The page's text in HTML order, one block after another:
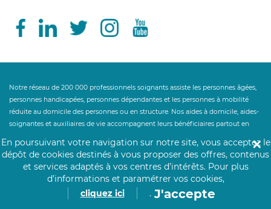
Notre réseau de 200 000 professionnels soignants assiste les personnes âgées,
personnes handicapées, personnes dépendantes et les personnes à mobilité
réduite au domicile des personnes ou en structure. Nos aides à domicile, aides-
soignantes et auxiliaires de vie accompagnent leurs bénéficiaires partout en
maintien à domicile ? Nos auxiliaires de vie proposent leurs services d'aide à la
personne : maintien du lien social, aide au lever, aide au coucher, aide
ménagère, aide à la toilette, aide à l'habillage, préparation des repas, aide à la
prise des repas, garde de jour et garde de nuit à la personne aidée. Notre service
d'aide à la personne accompagne le maintien à domicile et le retour à domicile
En poursuivant votre navigation sur notre site, vous acceptez le
dépôt de cookies destinés à vous proposer des offres, contenus
et services adaptés à vos centres d’intérêts. Pour plus
d’informations et paramétrer vos cookies,
cliquez ici
. J'accepte
✕